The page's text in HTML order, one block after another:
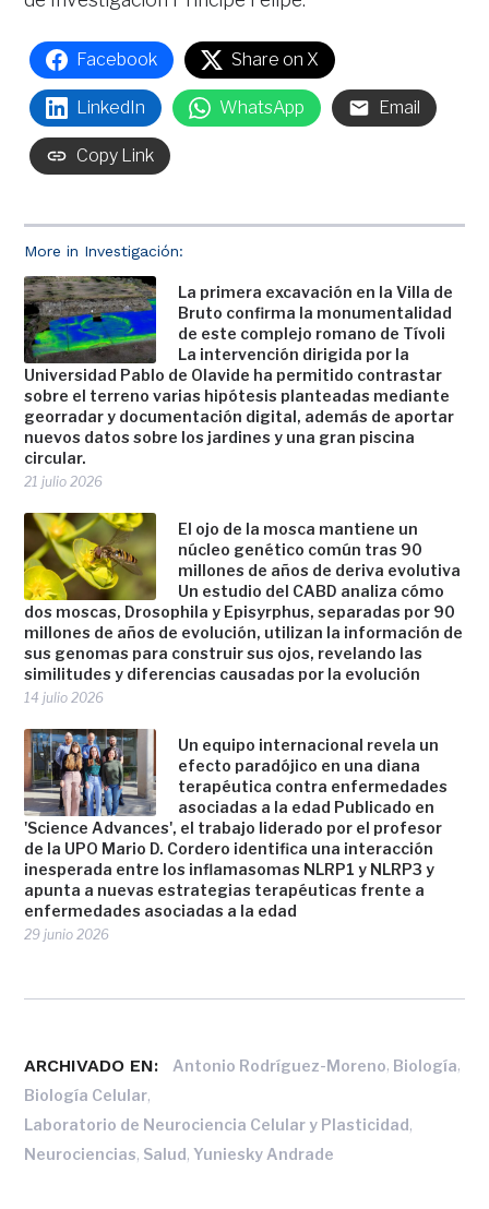
More in Investigación:
La primera excavación en la Villa de
Bruto confirma la monumentalidad
de este complejo romano de Tívoli
La intervención dirigida por la
Universidad Pablo de Olavide ha permitido contrastar
sobre el terreno varias hipótesis planteadas mediante
georradar y documentación digital, además de aportar
nuevos datos sobre los jardines y una gran piscina
circular.
21 julio 2026
El ojo de la mosca mantiene un
núcleo genético común tras 90
millones de años de deriva evolutiva
Un estudio del CABD analiza cómo
dos moscas, Drosophila y Episyrphus, separadas por 90
millones de años de evolución, utilizan la información de
sus genomas para construir sus ojos, revelando las
similitudes y diferencias causadas por la evolución
14 julio 2026
Un equipo internacional revela un
efecto paradójico en una diana
terapéutica contra enfermedades
asociadas a la edad Publicado en
'Science Advances', el trabajo liderado por el profesor
de la UPO Mario D. Cordero identifica una interacción
inesperada entre los inflamasomas NLRP1 y NLRP3 y
apunta a nuevas estrategias terapéuticas frente a
enfermedades asociadas a la edad
29 junio 2026
Facebook Share on X
LinkedIn WhatsApp Email
Copy Link
ARCHIVADO EN: Antonio Rodríguez-Moreno, Biología,
Biología Celular,
Laboratorio de Neurociencia Celular y Plasticidad,
Neurociencias, Salud,Yuniesky Andrade